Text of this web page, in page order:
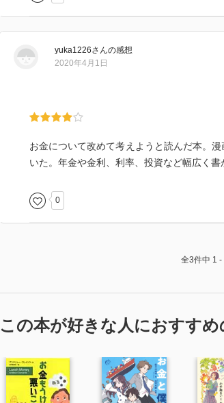
yuka1226さんの感想
2020年4月1日
お金について改めて考えようと読んだ本。
いた。年金や金利、利率、投資など幅広く書
0
全3件中 1
この本が好きな人におすすめ